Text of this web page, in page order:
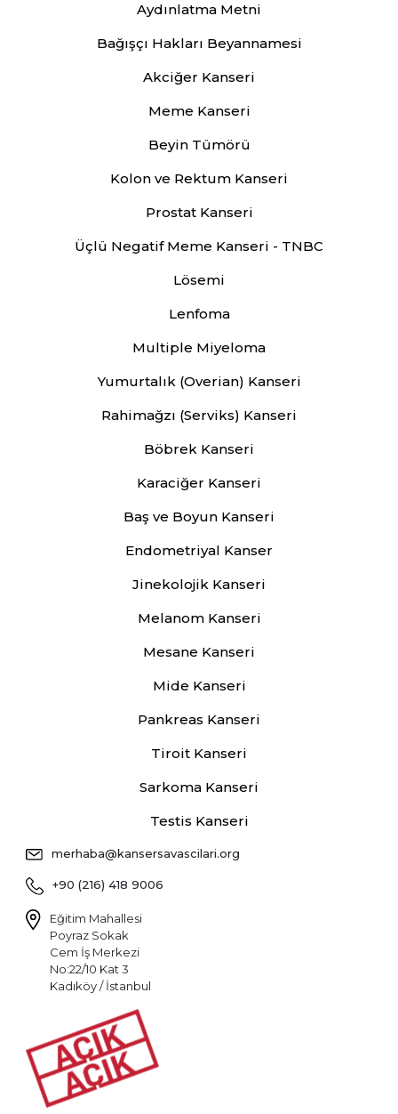
Aydınlatma Metni
Bağışçı Hakları Beyannamesi
Akciğer Kanseri
Meme Kanseri
Beyin Tümörü
Kolon ve Rektum Kanseri
Prostat Kanseri
Üçlü Negatif Meme Kanseri - TNBC
Lösemi
Lenfoma
Multiple Miyeloma
Yumurtalık (Overian) Kanseri
Rahimağzı (Serviks) Kanseri
Böbrek Kanseri
Karaciğer Kanseri
Baş ve Boyun Kanseri
Endometriyal Kanser
Jinekolojik Kanseri
Melanom Kanseri
Mesane Kanseri
Mide Kanseri
Pankreas Kanseri
Tiroit Kanseri
Sarkoma Kanseri
Testis Kanseri
merhaba@kansersavascilari.org
+90 (216) 418 9006
Eğitim Mahallesi
Poyraz Sokak
Cem İş Merkezi
No:22/10 Kat 3
Kadıköy / İstanbul